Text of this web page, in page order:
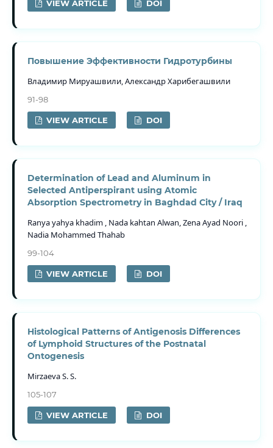
VIEW ARTICLE DOI
Повышение Эффективности Гидротурбины
Владимир Мируашвили, Александр Харибегашвили
91-98
VIEW ARTICLE DOI
Determination of Lead and Aluminum in
Selected Antiperspirant using Atomic
Absorption Spectrometry in Baghdad City / Iraq
Ranya yahya khadim , Nada kahtan Alwan, Zena Ayad Noori ,
Nadia Mohammed Thahab
99-104
VIEW ARTICLE DOI
Histological Patterns of Antigenosis Differences
of Lymphoid Structures of the Postnatal
Ontogenesis
Mirzaeva S. S.
105-107
VIEW ARTICLE DOI